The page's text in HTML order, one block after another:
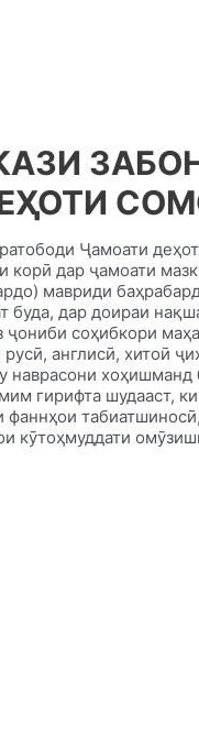
Ҷамоати
корӣ дар ҷамоати
мавриди
буда, дар доираи
ҷониби соҳибкори
англисӣ, хитоӣ
наврасони
гирифта шудааст,
кӯтоҳмуддати